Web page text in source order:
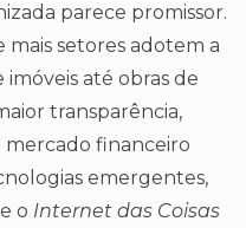
parece promissor.
mais setores adotem a
até obras de
transparência,
mercado financeiro
emergentes,
o Internet das Coisas